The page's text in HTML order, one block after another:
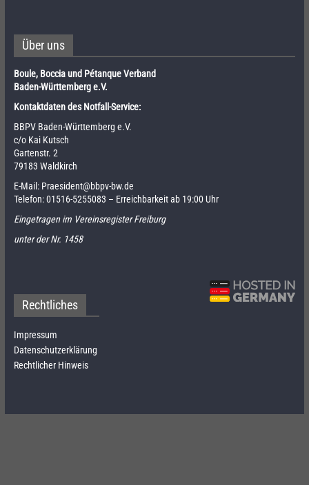
Über uns
Boule, Boccia und Pétanque Verband
Baden-Württemberg e.V.
Kontaktdaten des Notfall-Service:
BBPV Baden-Württemberg e.V.
c/o Kai Kutsch
Gartenstr. 2
79183 Waldkirch
E-Mail: Praesident@bbpv-bw.de
Telefon:01516-5255083 – Erreichbarkeit ab 19:00 Uhr
Eingetragen im Vereinsregister Freiburg
unter der Nr. 1458
Rechtliches
Impressum
Datenschutzerklärung
Rechtlicher Hinweis